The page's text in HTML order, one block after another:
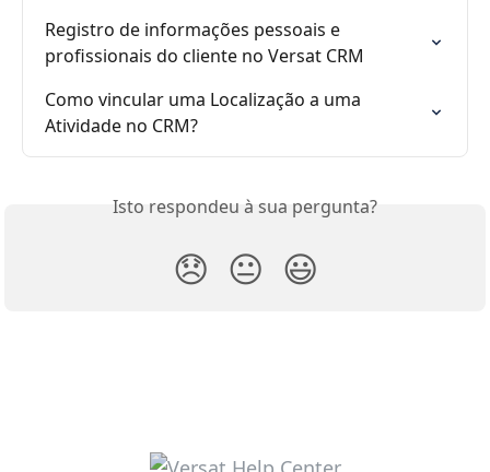
Registro de informações pessoais e
profissionais do cliente no Versat CRM
Como vincular uma Localização a uma
Atividade no CRM?
Isto respondeu à sua pergunta?
😞 😐 😃